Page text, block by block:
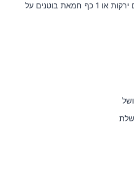
2 כפות חומוס עם ירקות או 1 כף חמאת בוטנים על